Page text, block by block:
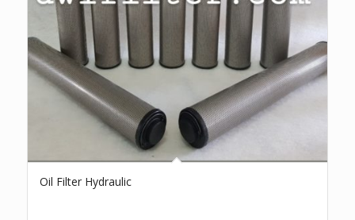
Oil Filter Hydraulic